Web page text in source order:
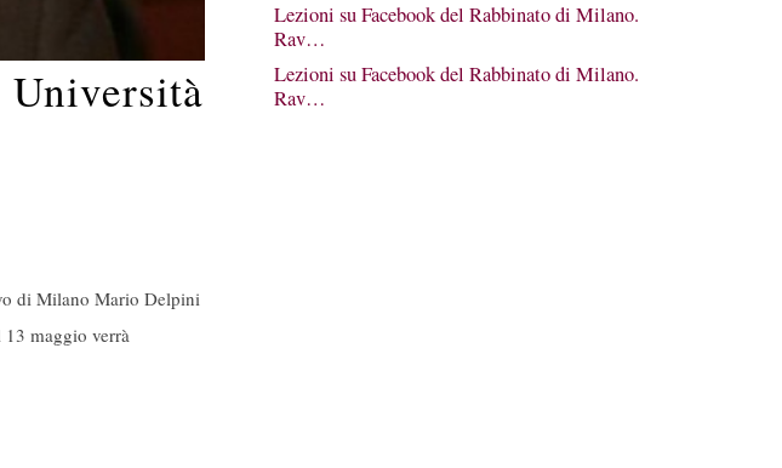
di Milano Mario Delpini
maggio verrà
Lezioni su Facebook del Rabbinato di Milano.
Rav…
Lezioni su Facebook del Rabbinato di Milano.
Rav…